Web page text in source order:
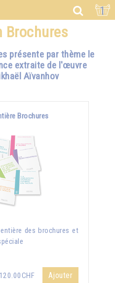
1
Brochures
présente par thème le
extraite de l'œuvre
Aïvanhov
Brochures
des brochures et
120.00CHF Ajouter